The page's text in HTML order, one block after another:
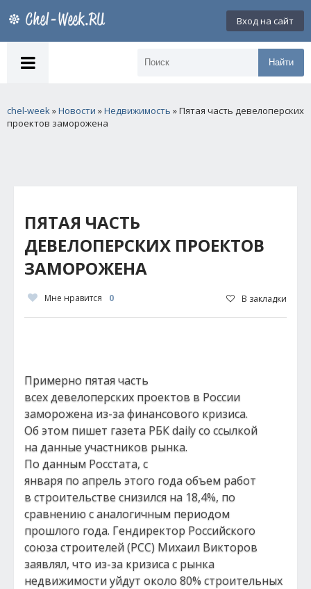
Вход на сайт
Найти
chel-week»Новости »Недвижимость » Пятая часть девелоперских
проектов заморожена
ПЯТАЯ ЧАСТЬ
ДЕВЕЛОПЕРСКИХ ПРОЕКТОВ
ЗАМОРОЖЕНА
Мне нравится 0 В закладки
Примерно пятая часть
всех девелоперских проектов в России
заморожена из-за финансового кризиса.
Об этом пишет газета РБК daily со ссылкой
на данные участников рынка.
По данным Росстата, с
января по апрель этого года объем работ
в строительстве снизился на 18,4%, по
сравнению с аналогичным периодом
прошлого года. Гендиректор Российского
союза строителей (РСС) Михаил Викторов
заявлял, что из-за кризиса с рынка
недвижимости уйдут около 80% строительных